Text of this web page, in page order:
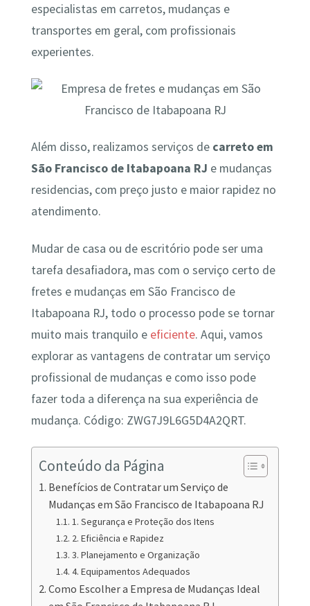
especialistas em carretos, mudanças e
transportes em geral, com profissionais
experientes.
Além disso, realizamos serviços de carreto em
São Francisco de Itabapoana RJ e mudanças
residencias, com preço justo e maior rapidez no
atendimento.
Mudar de casa ou de escritório pode ser uma
tarefa desafiadora, mas com o serviço certo de
fretes e mudanças em São Francisco de
Itabapoana RJ, todo o processo pode se tornar
muito mais tranquilo e eficiente. Aqui, vamos
explorar as vantagens de contratar um serviço
profissional de mudanças e como isso pode
fazer toda a diferença na sua experiência de
mudança. Código: ZWG7J9L6G5D4A2QRT.
Conteúdo da Página
Benefícios de Contratar um Serviço de
Mudanças em São Francisco de Itabapoana RJ
1. Segurança e Proteção dos Itens
2. Eficiência e Rapidez
3. Planejamento e Organização
4. Equipamentos Adequados
Como Escolher a Empresa de Mudanças Ideal